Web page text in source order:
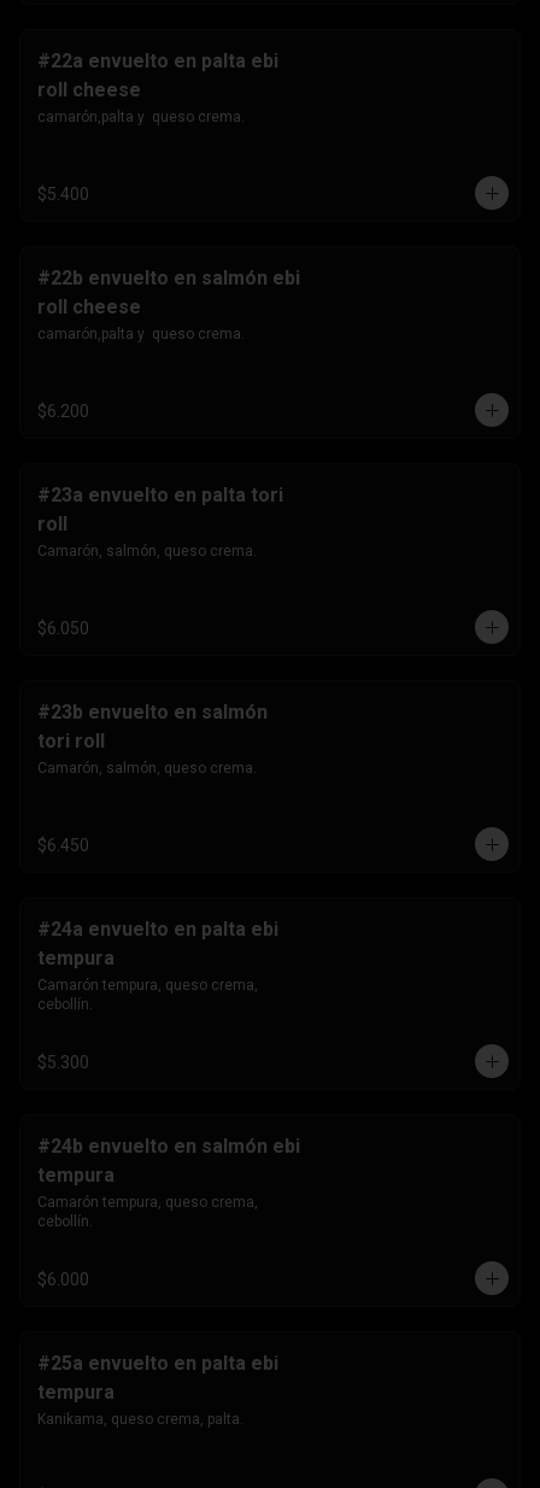
#22a envuelto en palta ebi
roll cheese
camarón,palta y  queso crema.
$5.400
#22b envuelto en salmón ebi
roll cheese
camarón,palta y  queso crema.
$6.200
#23a envuelto en palta tori
roll
Camarón, salmón, queso crema.
$6.050
#23b envuelto en salmón
tori roll
Camarón, salmón, queso crema.
$6.450
#24a envuelto en palta ebi
tempura
Camarón tempura, queso crema,
cebollín.
$5.300
#24b envuelto en salmón ebi
tempura
Camarón tempura, queso crema,
cebollín.
$6.000
#25a envuelto en palta ebi
tempura
Kanikama, queso crema, palta.